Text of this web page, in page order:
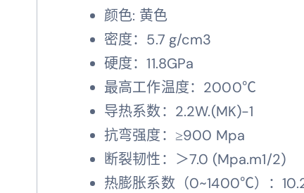
颜色: 黄色
密度：5.7 g/cm3
硬度：11.8GPa
最高工作温度：2000℃
导热系数：2.2W.(MK)-1
抗弯强度：≥900 Mpa
断裂韧性：＞7.0 (Mpa.m1/2)
热膨胀系数（0~1400℃）：